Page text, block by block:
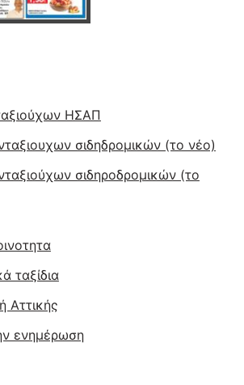
ΗΣΑΠ
σιδηδρομικών (το νέο)
σιδηροδρομικών (το
ταξίδια
Αττικής
ενημέρωση